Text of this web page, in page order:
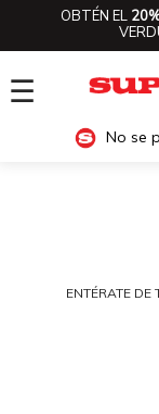
OBTÉN EL
☰
No se
ENTÉRATE